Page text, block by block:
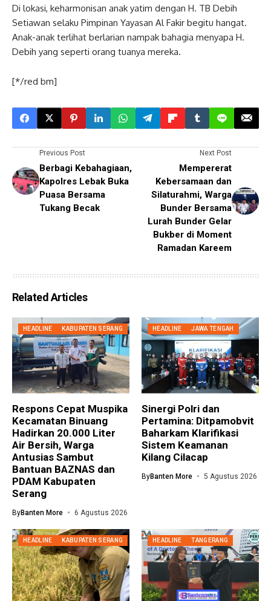
Di lokasi, keharmonisan anak yatim dengan H. TB Debih
Setiawan selaku Pimpinan Yayasan Al Fakir begitu hangat.
Anak-anak terlihat berlarian nampak bahagia menyapa H.
Debih yang seperti orang tuanya mereka.
[*/red bm]
Previous Post
Berbagi Kebahagiaan,
Kapolres Lebak Buka
Puasa Bersama
Tukang Becak
Next Post
Mempererat
Kebersamaan dan
Silaturahmi, Warga
Bunder Bersama
Lurah Bunder Gelar
Bukber di Moment
Ramadan Kareem
Related Articles
HEADLINE KABUPATEN SERANG
Respons Cepat Muspika
Kecamatan Binuang
Hadirkan 20.000 Liter
Air Bersih, Warga
Antusias Sambut
Bantuan BAZNAS dan
PDAM Kabupaten
Serang
ByBanten More 6 Agustus 2026
HEADLINE JAWA TENGAH
Sinergi Polri dan
Pertamina: Ditpamobvit
Baharkam Klarifikasi
Sistem Keamanan
Kilang Cilacap
ByBanten More 5 Agustus 2026
HEADLINE KABUPATEN SERANG HEADLINE TANGERANG